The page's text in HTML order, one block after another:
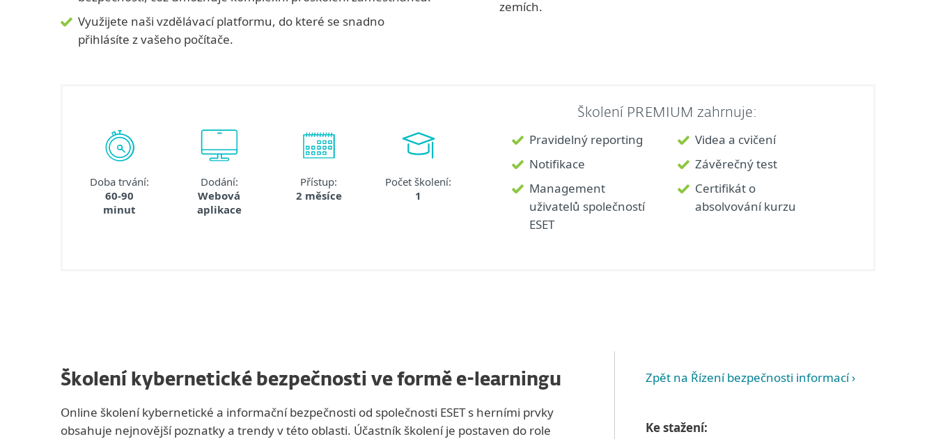
Využijete naši vzdělávací platformu, do které se snadno
přihlásíte z vašeho počítače.
zemích.
Doba trvání:
60-90
minut
Dodání:
Webová
aplikace
Přístup:
2 měsíce
Počet školení:
1
Školení PREMIUM zahrnuje:
Pravidelný reporting
Notifikace
Management
uživatelů společností
ESET
Videa a cvičení
Závěrečný test
Certifikát o
absolvování kurzu
Školení kybernetické bezpečnosti ve formě e-learningu
Online školení kybernetické a informační bezpečnosti od společnosti ESET s herními prvky
obsahuje nejnovější poznatky a trendy v této oblasti. Účastník školení je postaven do role
Zpět na Řízení bezpečnosti informací ›
Ke stažení: